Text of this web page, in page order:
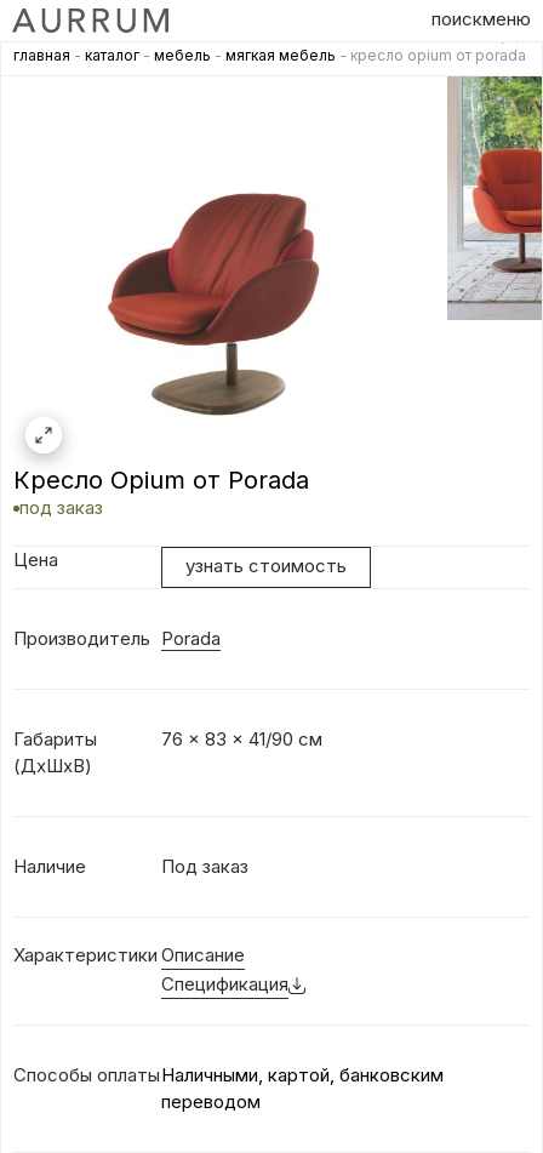
поискменю
главная - каталог - мебель - мягкая мебель - кресло opium от porada
Кресло Opium от Porada
под заказ
Цена узнать стоимость
Производитель Porada
Габариты
(ДхШхВ)
76 x 83 x 41/90 см
Наличие Под заказ
Характеристики Описание
Спецификация
Способы оплатыНаличными, картой, банковским
переводом